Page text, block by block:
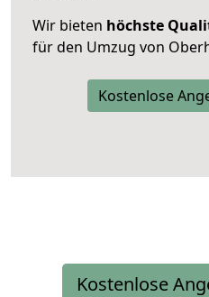
Wir bieten höchste
für den Umzug von
Kostenlose
Kostenlose